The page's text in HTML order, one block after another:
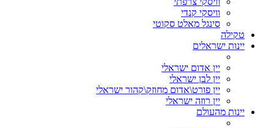
וויסקי קנדי
סינגל מאלט סקוטי
טקילה
יינות ישראלים
יין אדום ישראלי
יין לבן ישראלי
יין פורט\אדום מחוזק\קהור ישראלי
יין רוזה ישראלי
יינות מהעולם